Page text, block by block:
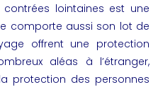
lointaines est une
comporte aussi son lot de
offrent une protection
aléas à l’étranger,
protection des personnes